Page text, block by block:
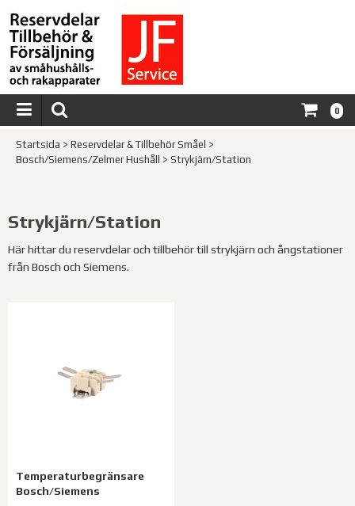
0
Startsida > Reservdelar & Tillbehör Småel >
Bosch/Siemens/Zelmer Hushåll
> Strykjärn/Station
Strykjärn/Station
Här hittar du reservdelar och tillbehör till strykjärn och ångstationer
från Bosch och Siemens.
Temperaturbegränsare
Bosch/Siemens